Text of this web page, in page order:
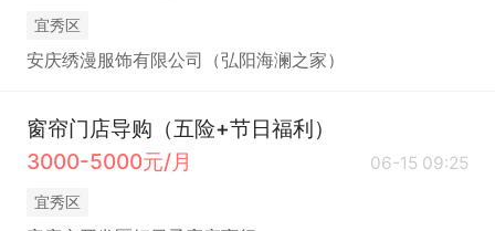
宜秀区
安庆绣漫服饰有限公司（弘阳海澜之家）
窗帘门店导购（五险+节日福利）
3000-5000元/月
06-15 09:25
宜秀区